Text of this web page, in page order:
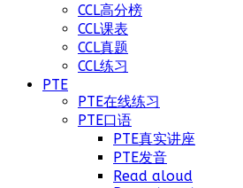
CCL高分榜
CCL课表
CCL真题
CCL练习
PTE
PTE在线练习
PTE口语
PTE真实讲座
PTE发音
Read aloud